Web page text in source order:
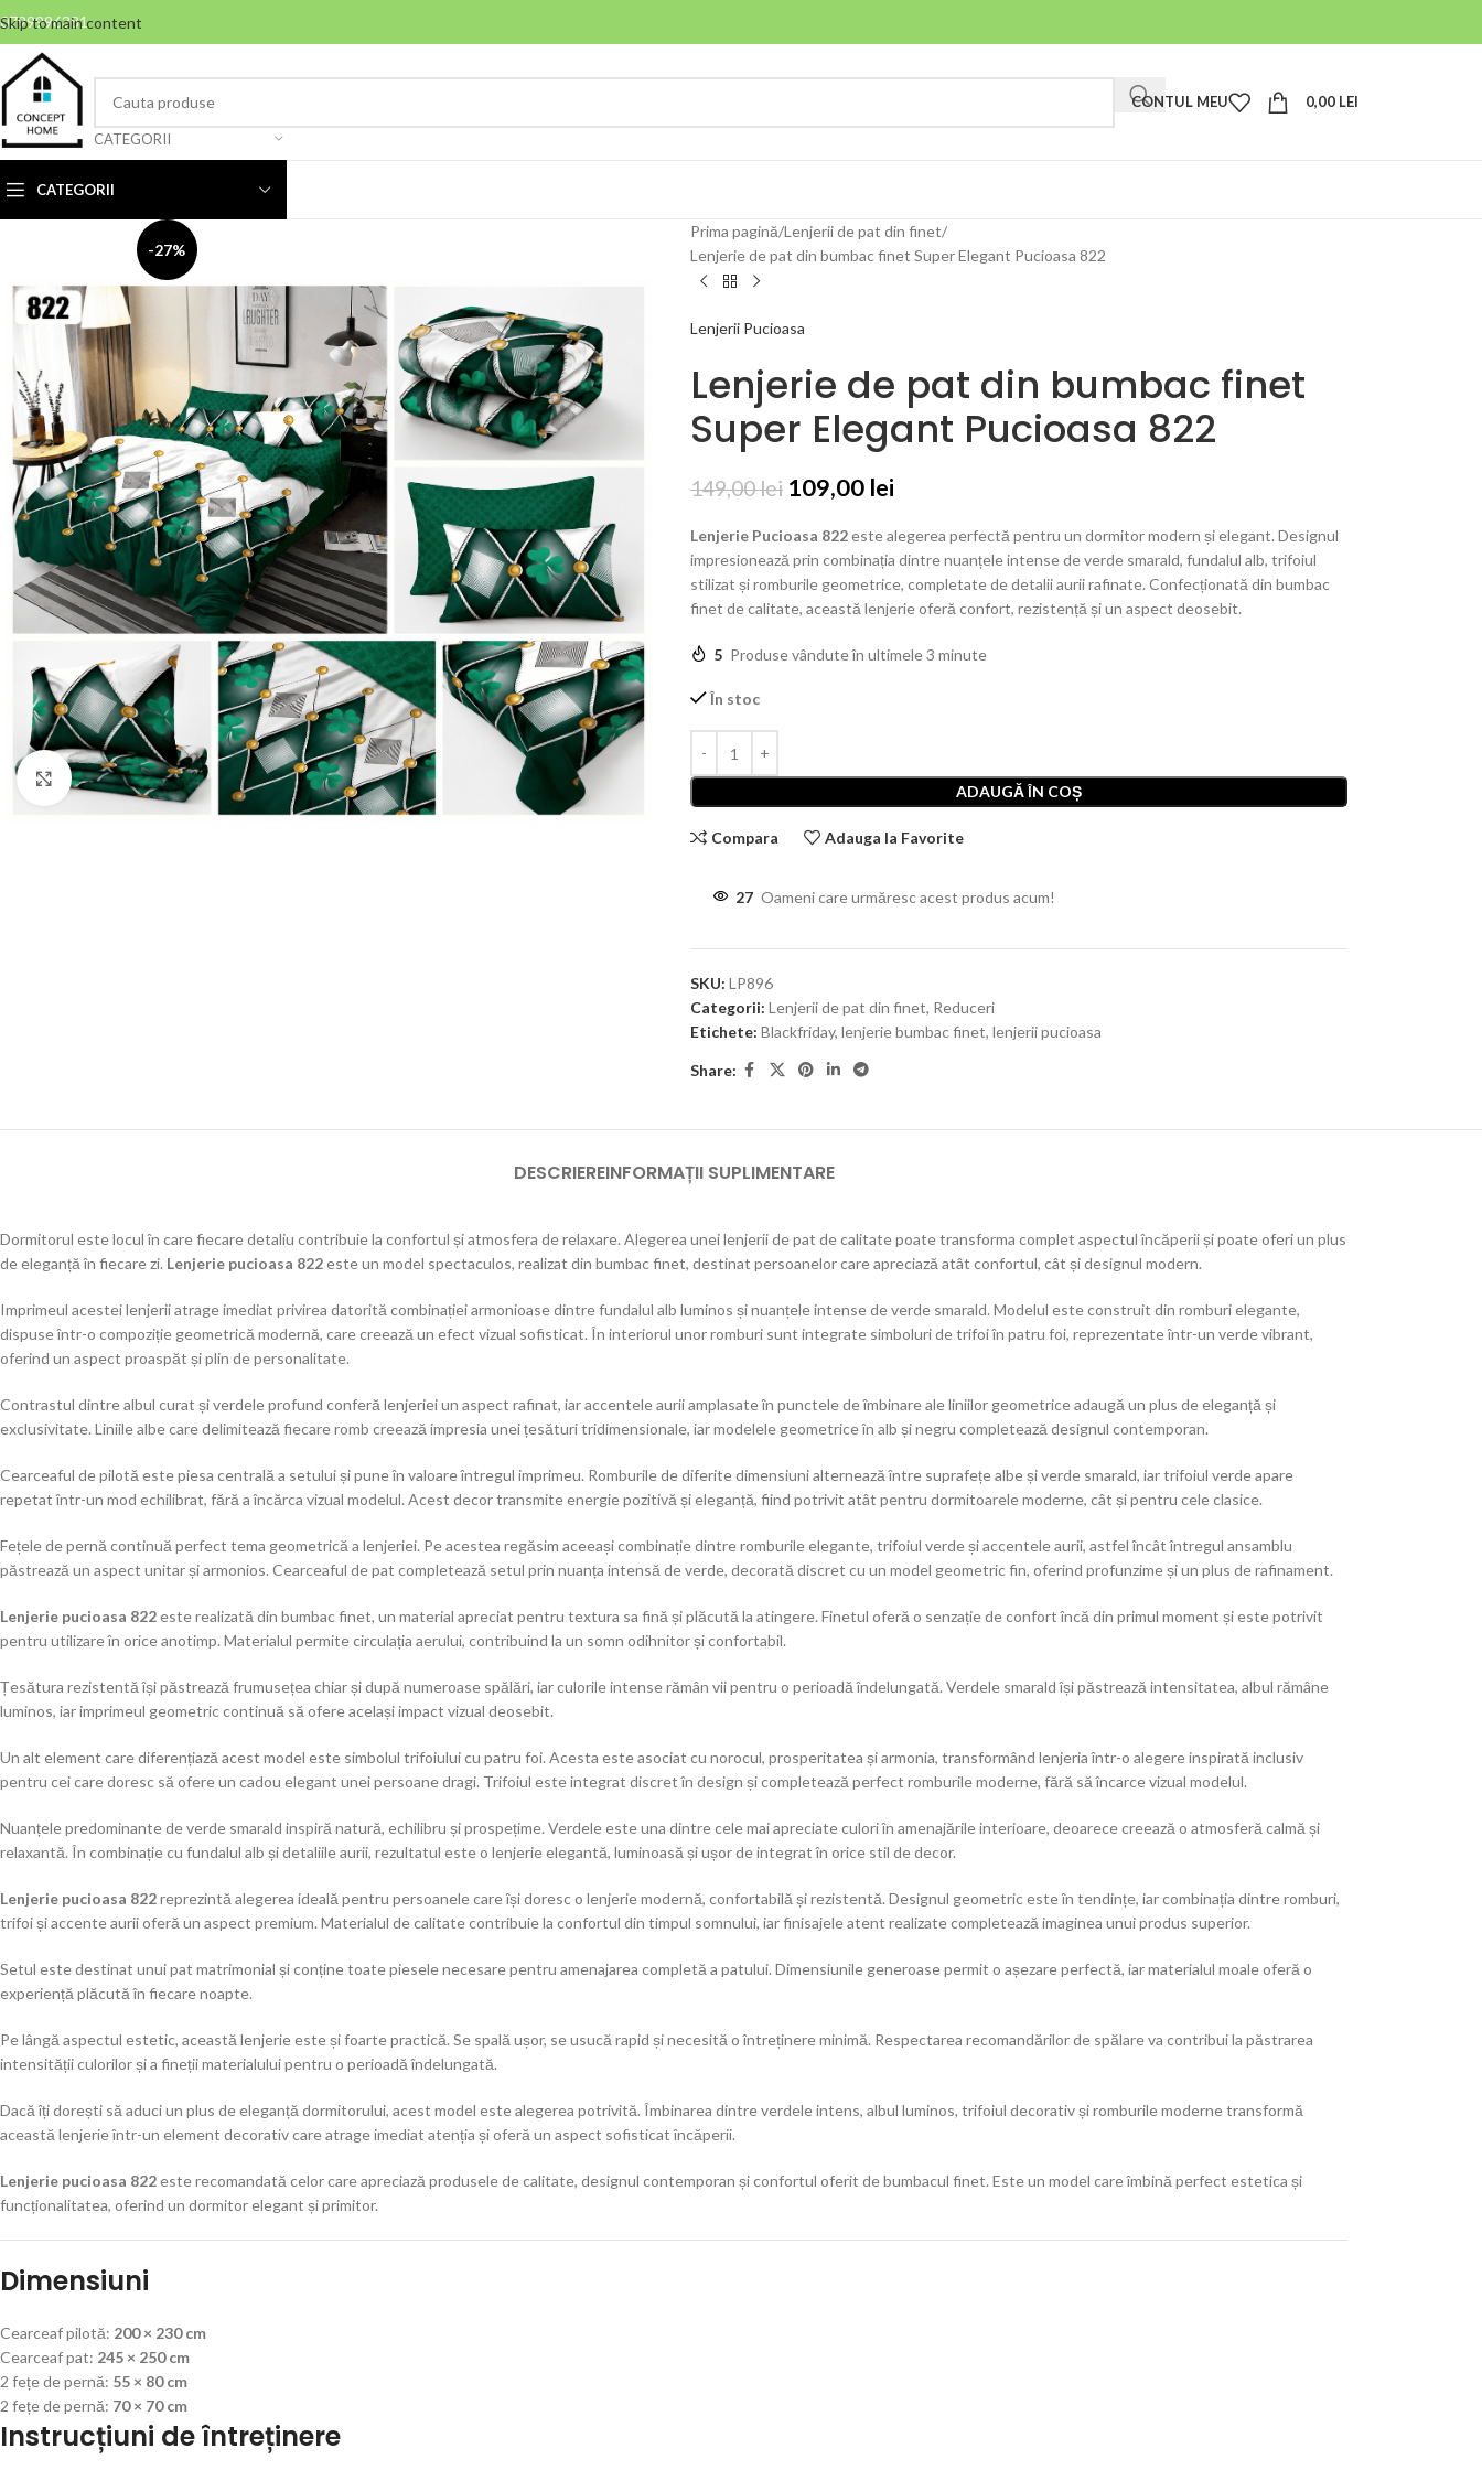
Skip to main content
0799996381
CATEGORII
CONTUL MEU 0,00 LEI
CATEGORII
-27%
Click to enlarge
Prima pagină Lenjerii de pat din finet
Lenjerie de pat din bumbac finet Super Elegant Pucioasa 822
Lenjerii Pucioasa
Lenjerie de pat din bumbac finet
Super Elegant Pucioasa 822
149,00lei 109,00 lei
Lenjerie Pucioasa 822este alegerea perfectă pentru un dormitor modern și elegant. Designul
impresionează prin combinația dintre nuanțele intense de verde smarald, fundalul alb, trifoiul
stilizat și romburile geometrice, completate de detalii aurii rafinate. Confecționată din bumbac
finet de calitate, această lenjerie oferă confort, rezistență și un aspect deosebit.
5 Produse vândute în ultimele 3 minute
În stoc
ADAUGĂ ÎN COȘ
Compara Adauga la Favorite
27 Oameni care urmăresc acest produs acum!
SKU: LP896
Categorii: Lenjerii de pat din finet, Reduceri
Etichete: Blackfriday, lenjerie bumbac finet, lenjerii pucioasa
Share:
DESCRIEREINFORMAȚII SUPLIMENTARE
Dormitorul este locul în care fiecare detaliu contribuie la confortul și atmosfera de relaxare. Alegerea unei lenjerii de pat de calitate poate transforma complet aspectul încăperii și poate oferi un plus
de eleganță în fiecare zi. Lenjerie pucioasa 822este un model spectaculos, realizat din bumbac finet, destinat persoanelor care apreciază atât confortul, cât și designul modern.
Imprimeul acestei lenjerii atrage imediat privirea datorită combinației armonioase dintre fundalul alb luminos și nuanțele intense de verde smarald. Modelul este construit din romburi elegante,
dispuse într-o compoziție geometrică modernă, care creează un efect vizual sofisticat. În interiorul unor romburi sunt integrate simboluri de trifoi în patru foi, reprezentate într-un verde vibrant,
oferind un aspect proaspăt și plin de personalitate.
Contrastul dintre albul curat și verdele profund conferă lenjeriei un aspect rafinat, iar accentele aurii amplasate în punctele de îmbinare ale liniilor geometrice adaugă un plus de eleganță și
exclusivitate. Liniile albe care delimitează fiecare romb creează impresia unei țesături tridimensionale, iar modelele geometrice în alb și negru completează designul contemporan.
Cearceaful de pilotă este piesa centrală a setului și pune în valoare întregul imprimeu. Romburile de diferite dimensiuni alternează între suprafețe albe și verde smarald, iar trifoiul verde apare
repetat într-un mod echilibrat, fără a încărca vizual modelul. Acest decor transmite energie pozitivă și eleganță, fiind potrivit atât pentru dormitoarele moderne, cât și pentru cele clasice.
Fețele de pernă continuă perfect tema geometrică a lenjeriei. Pe acestea regăsim aceeași combinație dintre romburile elegante, trifoiul verde și accentele aurii, astfel încât întregul ansamblu
păstrează un aspect unitar și armonios. Cearceaful de pat completează setul prin nuanța intensă de verde, decorată discret cu un model geometric fin, oferind profunzime și un plus de rafinament.
Lenjerie pucioasa 822este realizată din bumbac finet, un material apreciat pentru textura sa fină și plăcută la atingere. Finetul oferă o senzație de confort încă din primul moment și este potrivit
pentru utilizare în orice anotimp. Materialul permite circulația aerului, contribuind la un somn odihnitor și confortabil.
Țesătura rezistentă își păstrează frumusețea chiar și după numeroase spălări, iar culorile intense rămân vii pentru o perioadă îndelungată. Verdele smarald își păstrează intensitatea, albul rămâne
luminos, iar imprimeul geometric continuă să ofere același impact vizual deosebit.
Un alt element care diferențiază acest model este simbolul trifoiului cu patru foi. Acesta este asociat cu norocul, prosperitatea și armonia, transformând lenjeria într-o alegere inspirată inclusiv
pentru cei care doresc să ofere un cadou elegant unei persoane dragi. Trifoiul este integrat discret în design și completează perfect romburile moderne, fără să încarce vizual modelul.
Nuanțele predominante de verde smarald inspiră natură, echilibru și prospețime. Verdele este una dintre cele mai apreciate culori în amenajările interioare, deoarece creează o atmosferă calmă și
relaxantă. În combinație cu fundalul alb și detaliile aurii, rezultatul este o lenjerie elegantă, luminoasă și ușor de integrat în orice stil de decor.
Lenjerie pucioasa 822reprezintă alegerea ideală pentru persoanele care își doresc o lenjerie modernă, confortabilă și rezistentă. Designul geometric este în tendințe, iar combinația dintre romburi,
trifoi și accente aurii oferă un aspect premium. Materialul de calitate contribuie la confortul din timpul somnului, iar finisajele atent realizate completează imaginea unui produs superior.
Setul este destinat unui pat matrimonial și conține toate piesele necesare pentru amenajarea completă a patului. Dimensiunile generoase permit o așezare perfectă, iar materialul moale oferă o
experiență plăcută în fiecare noapte.
Pe lângă aspectul estetic, această lenjerie este și foarte practică. Se spală ușor, se usucă rapid și necesită o întreținere minimă. Respectarea recomandărilor de spălare va contribui la păstrarea
intensității culorilor și a fineții materialului pentru o perioadă îndelungată.
Dacă îți dorești să aduci un plus de eleganță dormitorului, acest model este alegerea potrivită. Îmbinarea dintre verdele intens, albul luminos, trifoiul decorativ și romburile moderne transformă
această lenjerie într-un element decorativ care atrage imediat atenția și oferă un aspect sofisticat încăperii.
Lenjerie pucioasa 822este recomandată celor care apreciază produsele de calitate, designul contemporan și confortul oferit de bumbacul finet. Este un model care îmbină perfect estetica și
funcționalitatea, oferind un dormitor elegant și primitor.
Dimensiuni
Cearceaf pilotă: 200 × 230 cm
Cearceaf pat: 245 × 250 cm
2 fețe de pernă: 55 × 80 cm
2 fețe de pernă: 70 × 70 cm
Instrucțiuni de întreținere